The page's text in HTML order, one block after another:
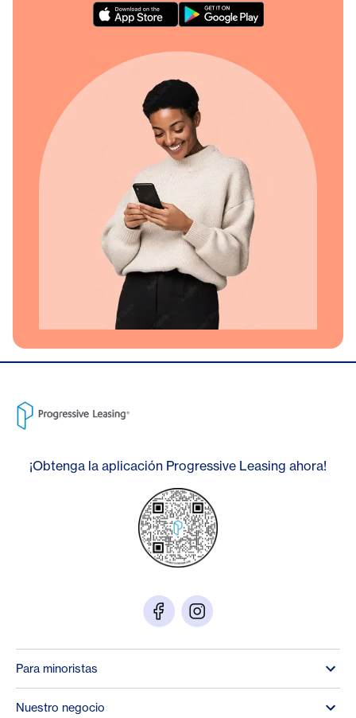
¡Obtenga la aplicación Progressive Leasing ahora!
Para minoristas
Nuestro negocio